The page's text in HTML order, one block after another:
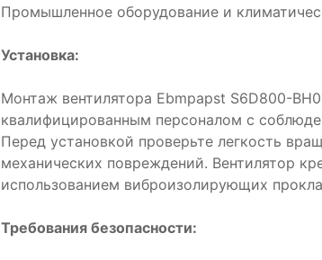
Промышленное оборудование и
Установка:
Монтаж вентилятора Ebmpapst S6D800-
квалифицированным персоналом с
Перед установкой проверьте легкость
механических повреждений. Вентилятор
использованием виброизолирующих
Требования безопасности: